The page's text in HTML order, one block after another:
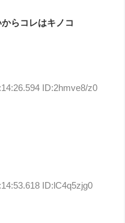
らコレはキノコ
ID:2hmve8/z0
ID:lC4q5zjg0